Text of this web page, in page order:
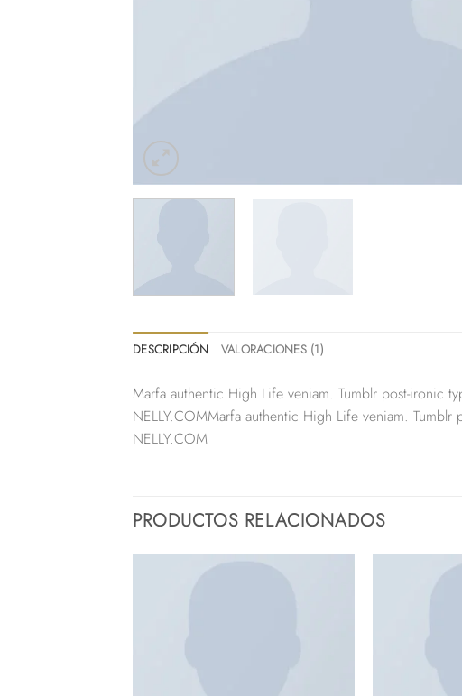
DESCRIPCIÓN VALORACIONES (1)
Marfa authentic High Life veniam. Tumblr post-ironic
NELLY.COMMarfa authentic High Life veniam.
NELLY.COM
PRODUCTOS RELACIONADOS